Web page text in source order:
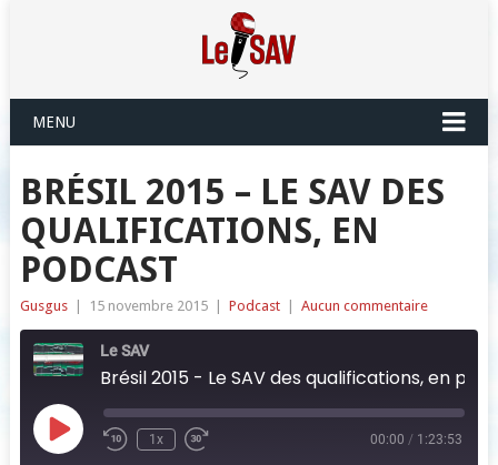
MENU
BRÉSIL 2015 – LE SAV DES
QUALIFICATIONS, EN
PODCAST
Gusgus 15 novembre 2015 Podcast Aucun commentaire
Le SAV
Play
Episode
1x 00:00 / 1:23:53